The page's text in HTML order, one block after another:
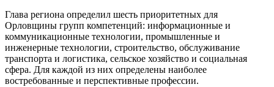
Глава региона определил шесть приоритетных для
Орловщины групп компетенций: информационные и
коммуникационные технологии, промышленные и
инженерные технологии, строительство, обслуживание
транспорта и логистика, сельское хозяйство и социальная
сфера. Для каждой из них определены наиболее
востребованные и перспективные профессии.